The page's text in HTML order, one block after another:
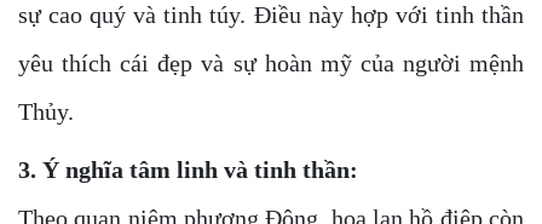
sự cao quý và tinh túy. Điều này hợp với tinh thần
yêu thích cái đẹp và sự hoàn mỹ của người mệnh
Thủy.
3. Ý nghĩa tâm linh và tinh thần:
Theo quan niệm phương Đông, hoa lan hồ điệp còn